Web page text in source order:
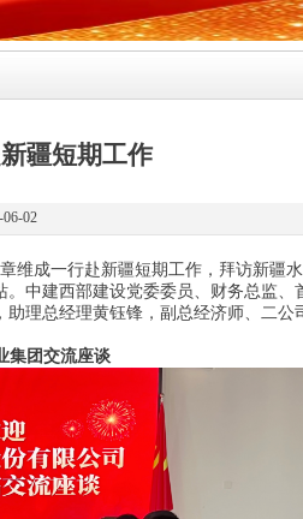
疆短期工作
02
成一行赴新疆短期工作，拜访新疆水
中建西部建设党委委员、财务总监、
理总经理黄钰锋， 副总经济师、二公
集团交流座谈